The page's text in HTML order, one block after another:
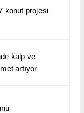
konut projesi
kalp ve
artıyor